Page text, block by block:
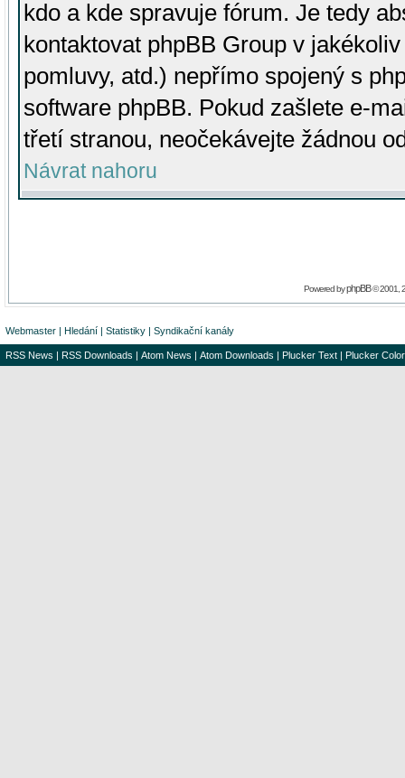
kdo a kde spravuje fórum. Je tedy
kontaktovat phpBB Group v
pomluvy, atd.) nepřímo spojený s
software phpBB. Pokud zašlete e-
třetí stranou, neočekávejte žádnou
Návrat nahoru
Powered byphpBB© 2001,
Webmaster | Hledání | Statistiky | Syndikační kanály
RSS News | RSS Downloads | Atom News | Atom Downloads | Plucker Text | Plucker Color